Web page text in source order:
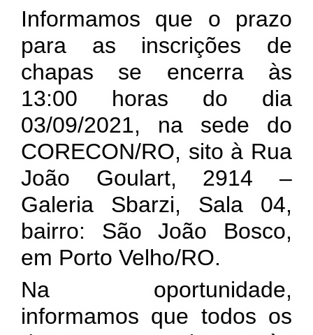
Informamos que o prazo
para as inscrições de
chapas se encerra às
13:00 horas do dia
03/09/2021, na sede do
CORECON/RO, sito à Rua
João Goulart, 2914 –
Galeria Sbarzi, Sala 04,
bairro: São João Bosco,
em Porto Velho/RO.
Na oportunidade,
informamos que todos os